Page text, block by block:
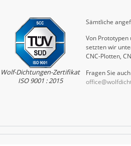
Wolf-Dichtungen-Zertifikat
ISO 9001 : 2015
Sämtliche
Von
setzten wir
CNC-Plotten,
Fragen Sie